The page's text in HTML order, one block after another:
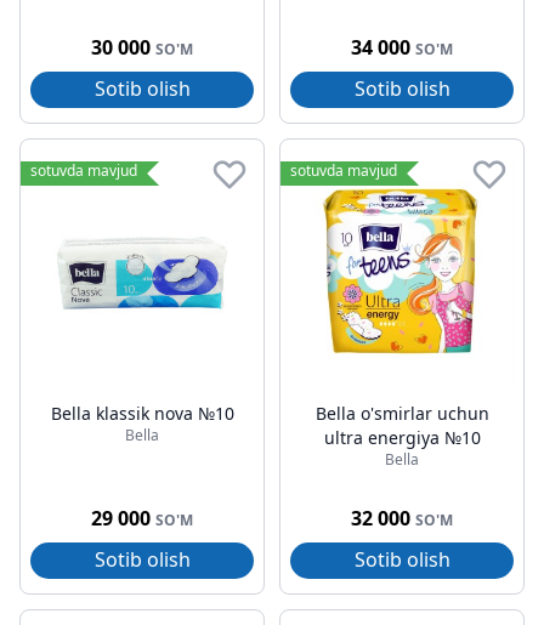
30 000 SO'M
Sotib olish
34 000 SO'M
Sotib olish
sotuvda mavjud
Bella klassik nova №10
Bella
29 000 SO'M
Sotib olish
sotuvda mavjud
Bella o'smirlar uchun
ultra energiya №10
Bella
32 000 SO'M
Sotib olish